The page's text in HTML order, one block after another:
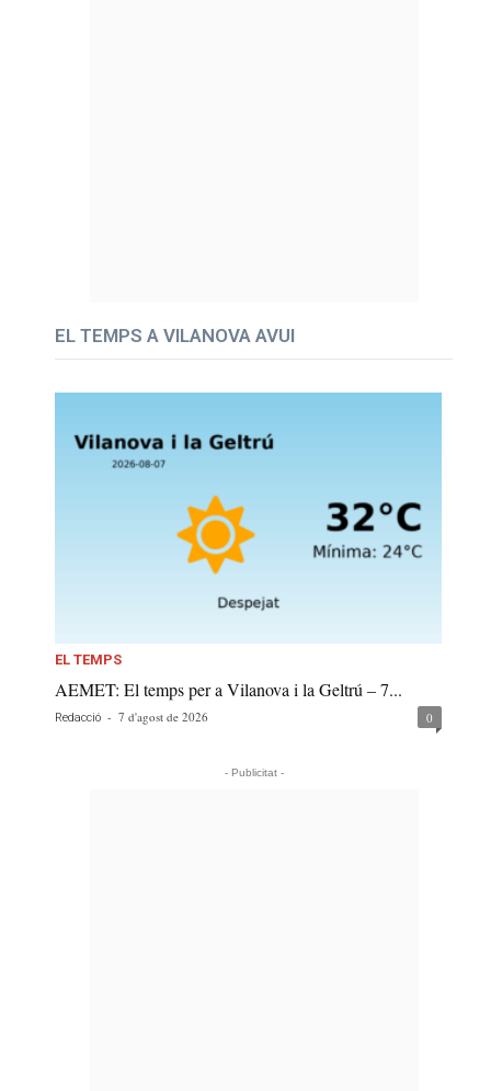
EL TEMPS A VILANOVA AVUI
EL TEMPS
AEMET: El temps per a Vilanova i la Geltrú – 7...
Redacció - 7 d'agost de 2026 0
- Publicitat -